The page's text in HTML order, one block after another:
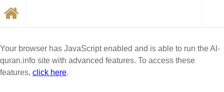
Your browser has JavaScript enabled and is able to run the Al-
quran.info site with advanced features. To access these
features, click here.